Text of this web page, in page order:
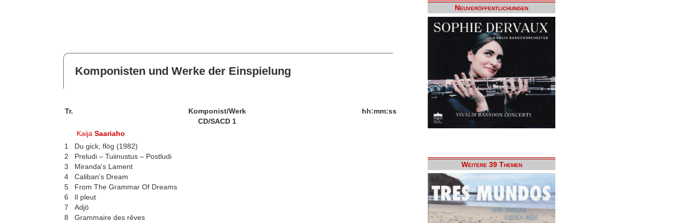
Komponisten und Werke der Einspielung
Tr. Komponist/Werk
hh:mm:ss
CD/SACD 1
KaijaSaariaho
1
Du gick, flög (1982)
2
Preludi – Tuiinustus – Postludi
3
Miranda's Lament
4
Caliban's Dream
5
From The Grammar Of Dreams
6
Il pleut
7
Adjö
8
Grammaire des rêves
Neuveröffentlichungen
Weitere 39 Themen